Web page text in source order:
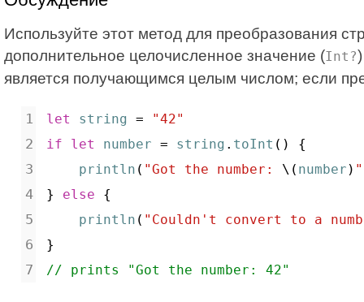
Используйте этот метод для преобразования
дополнительное целочисленное значение (Int?
является получающимся целым числом; если
let string =
"42"
if
let number = string . toInt () {
println ( "Got the number: \( number ) "
} else {
println ( "Couldn't convert to a
}
// prints "Got the number: 42"